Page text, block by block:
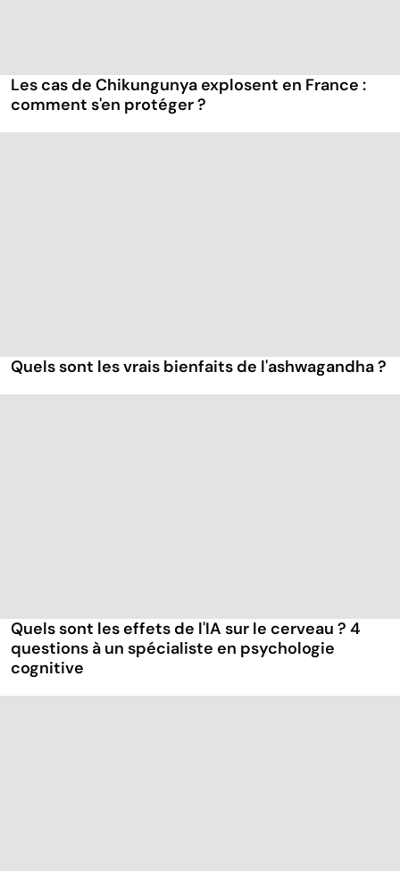
Les cas de Chikungunya explosent en France :
comment s'en protéger ?
Quels sont les vrais bienfaits de l'ashwagandha ?
Quels sont les effets de l'IA sur le cerveau ? 4
questions à un spécialiste en psychologie
cognitive